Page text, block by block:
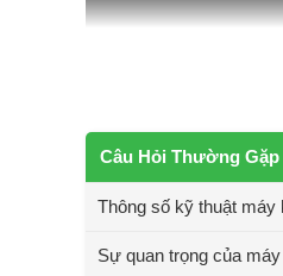
Thông số kỹ
là những thông số kỹ
Câu Hỏi Thường Gặp
Thông số kỹ thuật
Sự quan trọng của